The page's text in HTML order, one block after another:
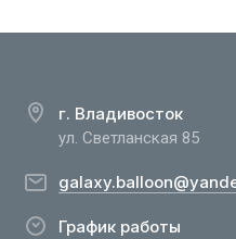
г. Владивосток
ул. Светланская 85
График работы